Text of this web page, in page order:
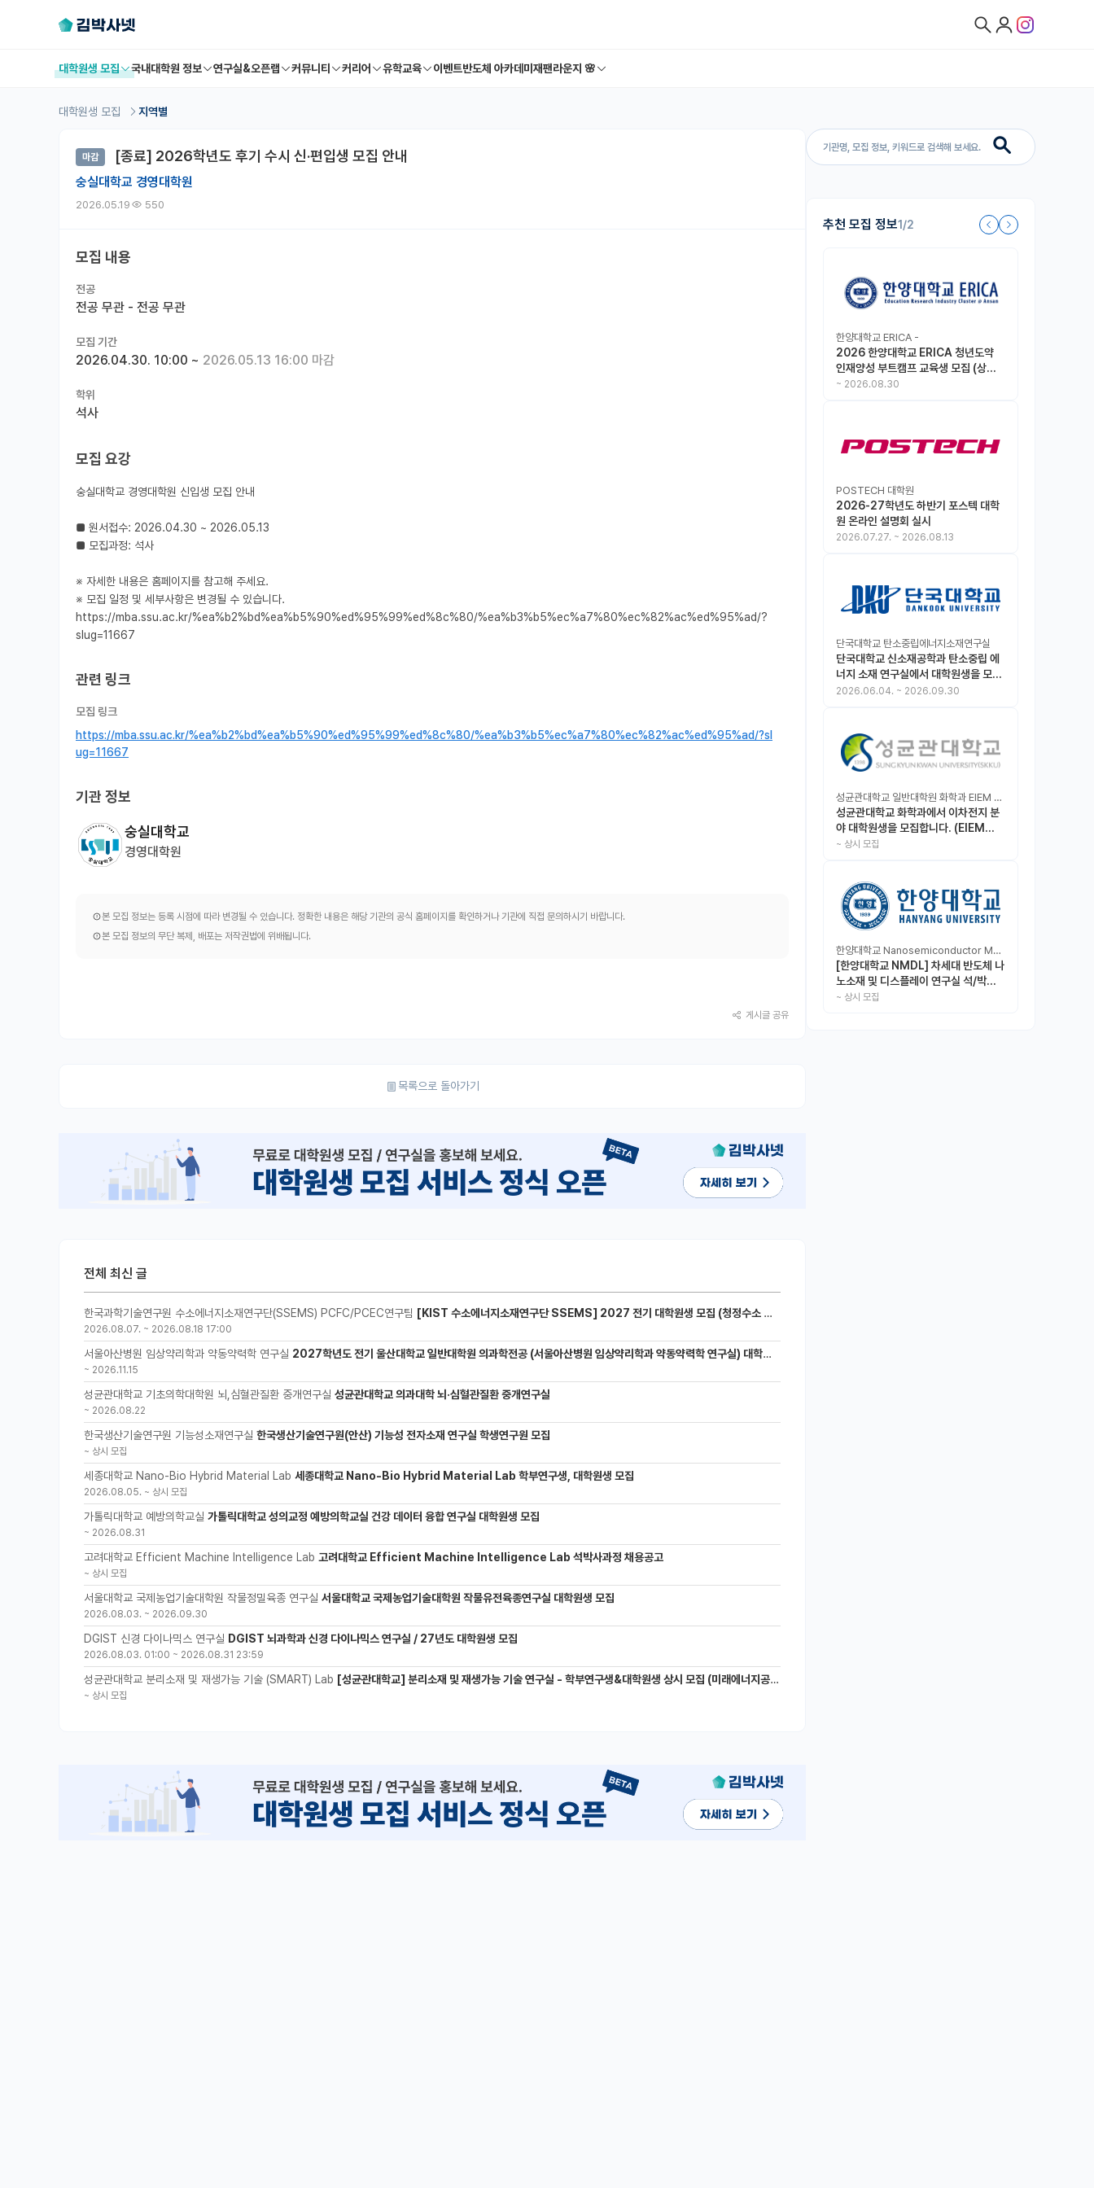
대학원생 모집 국내대학원 정보 연구실&오픈랩 커뮤니티 커리어 유학교육 이벤트반도체 아카데미 재팬라운지 🌸
대학원생 모집 지역별
추천 모집 정보1/2
한양대학교 ERICA -
2026 한양대학교 ERICA 청년도약
인재양성 부트캠프 교육생 모집 (상시
모집 중, 1차 마감 : ~8.30)
~ 2026.08.30
POSTECH 대학원
2026-27학년도 하반기 포스텍 대학
원 온라인 설명회 실시
2026.07.27. ~ 2026.08.13
단국대학교 탄소중립에너지소재연구실
단국대학교 신소재공학과 탄소중립 에
너지 소재 연구실에서 대학원생을 모집
합니다.
2026.06.04. ~ 2026.09.30
성균관대학교 일반대학원 화학과 EIEM Lab
성균관대학교 화학과에서 이차전지 분
야 대학원생을 모집합니다. (EIEM
Lab)
~ 상시 모집
한양대학교 Nanosemiconductor Materials & Display Laboratory
[한양대학교 NMDL] 차세대 반도체 나
노소재 및 디스플레이 연구실 석/박사/
인턴 모집
~ 상시 모집
마감 [종료] 2026학년도 후기 수시 신·편입생 모집 안내
숭실대학교 경영대학원
2026.05.19 550
모집 내용
전공
전공 무관 - 전공 무관
모집 기간
2026.04.30. 10:00 ~ 2026.05.13 16:00 마감
학위
석사
모집 요강
숭실대학교 경영대학원 신입생 모집 안내
■ 원서접수: 2026.04.30 ~ 2026.05.13
■ 모집과정: 석사
※ 자세한 내용은 홈페이지를 참고해 주세요.
※ 모집 일정 및 세부사항은 변경될 수 있습니다.
https://mba.ssu.ac.kr/%ea%b2%bd%ea%b5%90%ed%95%99%ed%8c%80/%ea%b3%b5%ec%a7%80%ec%82%ac%ed%95%ad/?
slug=11667
관련 링크
모집 링크
https://mba.ssu.ac.kr/%ea%b2%bd%ea%b5%90%ed%95%99%ed%8c%80/%ea%b3%b5%ec%a7%80%ec%82%ac%ed%95%ad/?sl
ug=11667
기관 정보
숭실대학교
경영대학원
본 모집 정보는 등록 시점에 따라 변경될 수 있습니다. 정확한 내용은 해당 기관의 공식 홈페이지를 확인하거나 기관에 직접 문의하시기 바랍니다.
본 모집 정보의 무단 복제, 배포는 저작권법에 위배됩니다.
게시글 공유
목록으로 돌아가기
전체 최신 글
한국과학기술연구원 수소에너지소재연구단(SSEMS) PCFC/PCEC연구팀 [KIST 수소에너지소재연구단 SSEMS] 2027 전기 대학원생 모집 (청정수소 생산/활용을 위한 프로톤 세라믹 전지)
2026.08.07. ~ 2026.08.18 17:00
서울아산병원 임상약리학과 약동약력학 연구실 2027학년도 전기 울산대학교 일반대학원 의과학전공 (서울아산병원 임상약리학과 약동약력학 연구실) 대학원생 모집공고
~ 2026.11.15
성균관대학교 기초의학대학원 뇌,심혈관질환 중개연구실 성균관대학교 의과대학 뇌·심혈관질환 중개연구실
~ 2026.08.22
한국생산기술연구원 기능성소재연구실 한국생산기술연구원(안산) 기능성 전자소재 연구실 학생연구원 모집
~ 상시 모집
세종대학교 Nano-Bio Hybrid Material Lab 세종대학교 Nano-Bio Hybrid Material Lab 학부연구생, 대학원생 모집
2026.08.05. ~ 상시 모집
가톨릭대학교 예방의학교실 가톨릭대학교 성의교정 예방의학교실 건강 데이터 융합 연구실 대학원생 모집
~ 2026.08.31
고려대학교 Efficient Machine Intelligence Lab 고려대학교 Efficient Machine Intelligence Lab 석박사과정 채용공고
~ 상시 모집
서울대학교 국제농업기술대학원 작물정밀육종 연구실 서울대학교 국제농업기술대학원 작물유전육종연구실 대학원생 모집
2026.08.03. ~ 2026.09.30
DGIST 신경 다이나믹스 연구실 DGIST 뇌과학과 신경 다이나믹스 연구실 / 27년도 대학원생 모집
2026.08.03. 01:00 ~ 2026.08.31 23:59
성균관대학교 분리소재 및 재생가능 기술 (SMART) Lab [성균관대학교] 분리소재 및 재생가능 기술 연구실 - 학부연구생&대학원생 상시 모집 (미래에너지공학과)
~ 상시 모집